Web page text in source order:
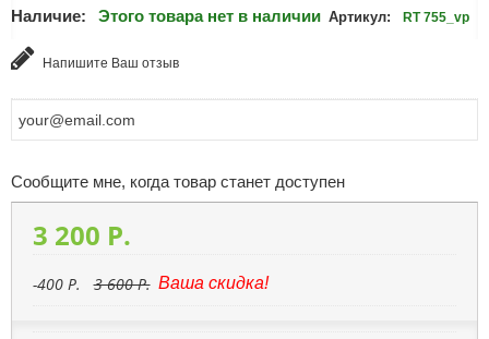
Наличие: Этого товара нет в наличии Артикул: RT 755_vp
Напишите Ваш отзыв
Сообщите мне, когда товар станет доступен
3 200 P.
-400 P. 3 600 P. Ваша скидка!